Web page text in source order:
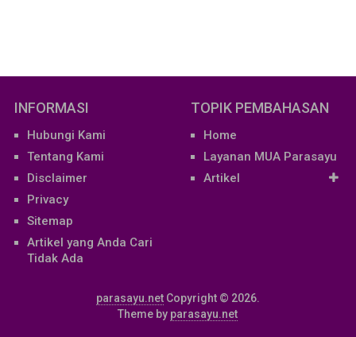
INFORMASI
Hubungi Kami
Tentang Kami
Disclaimer
Privacy
Sitemap
Artikel yang Anda Cari
Tidak Ada
TOPIK PEMBAHASAN
Home
Layanan MUA Parasayu
Artikel
parasayu.netCopyright © 2026.
Theme by parasayu.net